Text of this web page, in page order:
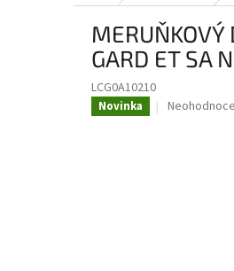
MERUŇKOVÝ
GARD ET SA
LCG0A10210
Novinka
Průměrné